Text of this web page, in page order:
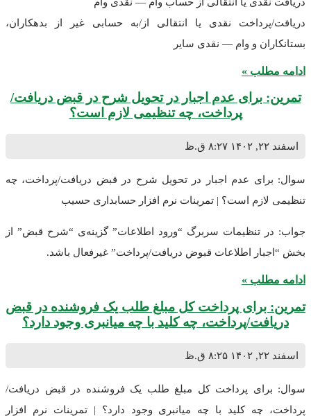
دریافت/پرداخت نقدی یا انتقالی از/به حسابی غیر از بدهکاران،
بستانکاران و وام — نقدی سایر
ادامه مطلب »
تمرین: برای عدم اجبار در تحویل شرح در قبض دریافت/
پرداخت، چه تنظیمی لازم است؟
اسفند ۲۲, ۱۴۰۲ ۸:۲۷ ق.ظ
سوال: برای عدم اجبار در تحویل شرح در قبض دریافت/پرداخت، چه
تنظیمی لازم است؟ | تمرینات نرم افزار حسابداری حسیب
جواب: در تنظیمات سربرگ “ورود اطلاعات” گزینه‌ی “شرح قبض” از
بخش “اجبار اطلاعات قبوض دریافت/پرداخت” غیرفعال باشد.
ادامه مطلب »
تمرین: برای پرداخت کل مبلغ طلب یک فروشنده در قبض
دریافت/پرداخت، چه کلید با چه میانبری وجود دارد؟
اسفند ۲۲, ۱۴۰۲ ۸:۲۵ ق.ظ
سوال: برای پرداخت کل مبلغ طلب یک فروشنده در قبض دریافت/
پرداخت، چه کلید با چه میانبری وجود دارد؟ | تمرینات نرم افزار